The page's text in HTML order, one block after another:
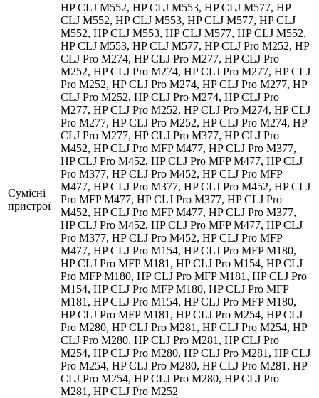
Сумісні
пристрої
HP CLJ M552, HP CLJ M553, HP CLJ M577, HP
CLJ M552, HP CLJ M553, HP CLJ M577, HP CLJ
M552, HP CLJ M553, HP CLJ M577, HP CLJ M552,
HP CLJ M553, HP CLJ M577, HP CLJ Pro M252, HP
CLJ Pro M274, HP CLJ Pro M277, HP CLJ Pro
M252, HP CLJ Pro M274, HP CLJ Pro M277, HP CLJ
Pro M252, HP CLJ Pro M274, HP CLJ Pro M277, HP
CLJ Pro M252, HP CLJ Pro M274, HP CLJ Pro
M277, HP CLJ Pro M252, HP CLJ Pro M274, HP CLJ
Pro M277, HP CLJ Pro M252, HP CLJ Pro M274, HP
CLJ Pro M277, HP CLJ Pro M377, HP CLJ Pro
M452, HP CLJ Pro MFP M477, HP CLJ Pro M377,
HP CLJ Pro M452, HP CLJ Pro MFP M477, HP CLJ
Pro M377, HP CLJ Pro M452, HP CLJ Pro MFP
M477, HP CLJ Pro M377, HP CLJ Pro M452, HP CLJ
Pro MFP M477, HP CLJ Pro M377, HP CLJ Pro
M452, HP CLJ Pro MFP M477, HP CLJ Pro M377,
HP CLJ Pro M452, HP CLJ Pro MFP M477, HP CLJ
Pro M377, HP CLJ Pro M452, HP CLJ Pro MFP
M477, HP CLJ Pro M154, HP CLJ Pro MFP M180,
HP CLJ Pro MFP M181, HP CLJ Pro M154, HP CLJ
Pro MFP M180, HP CLJ Pro MFP M181, HP CLJ Pro
M154, HP CLJ Pro MFP M180, HP CLJ Pro MFP
M181, HP CLJ Pro M154, HP CLJ Pro MFP M180,
HP CLJ Pro MFP M181, HP CLJ Pro M254, HP CLJ
Pro M280, HP CLJ Pro M281, HP CLJ Pro M254, HP
CLJ Pro M280, HP CLJ Pro M281, HP CLJ Pro
M254, HP CLJ Pro M280, HP CLJ Pro M281, HP CLJ
Pro M254, HP CLJ Pro M280, HP CLJ Pro M281, HP
CLJ Pro M254, HP CLJ Pro M280, HP CLJ Pro
M281, HP CLJ Pro M252